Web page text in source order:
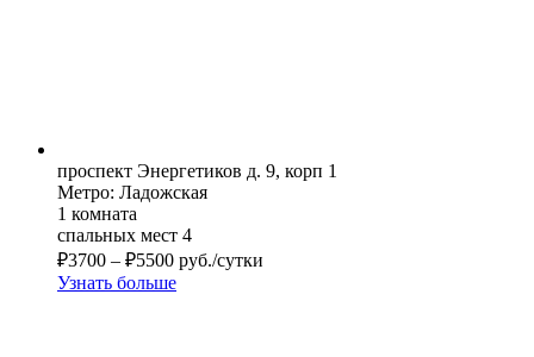
проспект Энергетиков д. 9, корп 1
Метро: Ладожская
1 комната
спальных мест 4
₽3700 – ₽5500 руб./сутки
Узнать больше